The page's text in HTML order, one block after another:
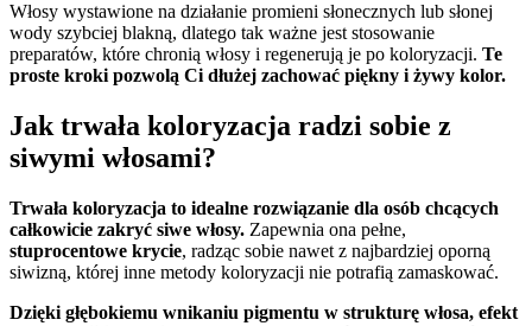
Włosy wystawione na działanie promieni słonecznych lub słonej
wody szybciej blakną, dlatego tak ważne jest stosowanie
preparatów, które chronią włosy i regenerują je po koloryzacji. Te
proste kroki pozwolą Ci dłużej zachować piękny i żywy kolor.
Jak trwała koloryzacja radzi sobie z
siwymi włosami?
Trwała koloryzacja to idealne rozwiązanie dla osób chcących
całkowicie zakryć siwe włosy. Zapewnia ona pełne,
stuprocentowe krycie, radząc sobie nawet z najbardziej oporną
siwizną, której inne metody koloryzacji nie potrafią zamaskować.
Dzięki głębokiemu wnikaniu pigmentu w strukturę włosa, efekt